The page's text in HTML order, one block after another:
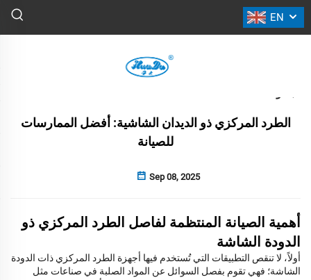
EN
الأخبار
الطرد المركزي ذو الديدان الشاشية: أفضل الممارسات
للصيانة
Sep 08, 2025
أهمية الصيانة المنتظمة لفاصل الطرد المركزي ذو
الدودة الشاشة
أولاً، لا تنقص التطبيقات التي تُستخدم فيها أجهزة الطرد المركزي ذات الدودة
الشاشة؛ فهي تقوم بفصل السوائل عن المواد الصلبة في صناعات مثل